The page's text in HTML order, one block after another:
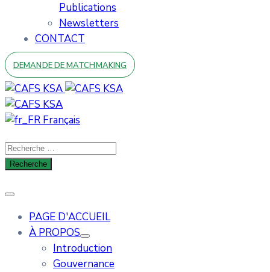
Publications
Newsletters
CONTACT
DEMANDE DE MATCHMAKING
Français
PAGE D'ACCUEIL
À PROPOS
Introduction
Gouvernance